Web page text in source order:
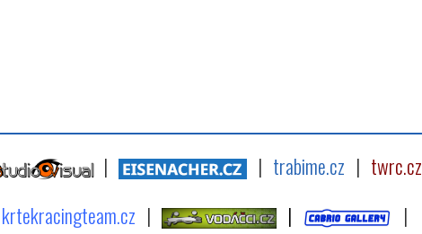
| | trabime.cz | twrc.cz
krtekracingteam.cz | | |